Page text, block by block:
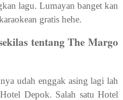
lagu. Lumayan banget kan
gratis hehe.
tentang The Margo
udah enggak asing lagi lah
Depok. Salah satu Hotel